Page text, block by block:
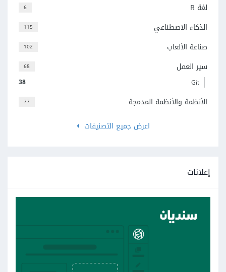
6 لغة R
115 الذكاء الاصطناعي
102 صناعة الألعاب
68 سير العمل
38 Git
77
الأنظمة والأنظمة المدمجة
اعرض جميع التصنيفات
إعلانات